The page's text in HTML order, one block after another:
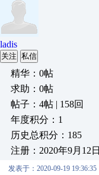
ladis
关注 私信
精华：0帖
求助：0帖
帖子：4帖 | 158回
年度积分：1
历史总积分：185
注册：2020年9月12日
发表于：2020-09-19 19:36:35